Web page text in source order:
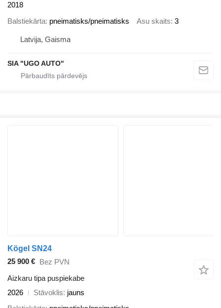
2018
Balstiekārta pneimatisks/pneimatisks Asu skaits 3
Latvija, Gaisma
SIA "UGO AUTO"
Kögel SN24
25 900 € Bez PVN
Aizkaru tipa puspiekabe
2026
Stāvoklis jauns